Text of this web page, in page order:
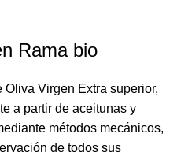
Rama bio
Oliva Virgen Extra superior,
a partir de aceitunas y
métodos mecánicos,
de todos sus